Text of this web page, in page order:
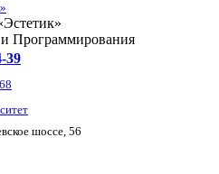
Программирования
39
шоссе, 56